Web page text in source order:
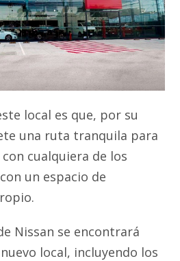
local es que, por su
una ruta tranquila para
cualquiera de los
un espacio de
Nissan se encontrará
local, incluyendo los